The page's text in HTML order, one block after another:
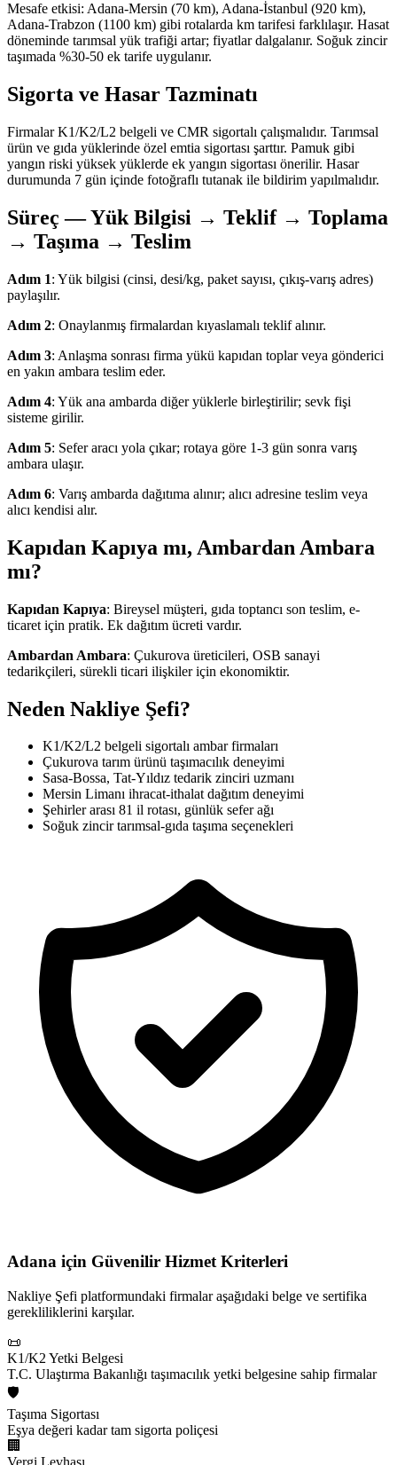
Mesafe etkisi: Adana-Mersin (70 km), Adana-İstanbul (920 km),
Adana-Trabzon (1100 km) gibi rotalarda km tarifesi farklılaşır. Hasat
döneminde tarımsal yük trafiği artar; fiyatlar dalgalanır. Soğuk zincir
taşımada %30-50 ek tarife uygulanır.
Sigorta ve Hasar Tazminatı
Firmalar K1/K2/L2 belgeli ve CMR sigortalı çalışmalıdır. Tarımsal
ürün ve gıda yüklerinde özel emtia sigortası şarttır. Pamuk gibi
yangın riski yüksek yüklerde ek yangın sigortası önerilir. Hasar
durumunda 7 gün içinde fotoğraflı tutanak ile bildirim yapılmalıdır.
Süreç — Yük Bilgisi → Teklif → Toplama
→ Taşıma → Teslim
Adım 1: Yük bilgisi (cinsi, desi/kg, paket sayısı, çıkış-varış adres)
paylaşılır.
Adım 2: Onaylanmış firmalardan kıyaslamalı teklif alınır.
Adım 3: Anlaşma sonrası firma yükü kapıdan toplar veya gönderici
en yakın ambara teslim eder.
Adım 4: Yük ana ambarda diğer yüklerle birleştirilir; sevk fişi
sisteme girilir.
Adım 5: Sefer aracı yola çıkar; rotaya göre 1-3 gün sonra varış
ambara ulaşır.
Adım 6: Varış ambarda dağıtıma alınır; alıcı adresine teslim veya
alıcı kendisi alır.
Kapıdan Kapıya mı, Ambardan Ambara
mı?
Kapıdan Kapıya: Bireysel müşteri, gıda toptancı son teslim, e-
ticaret için pratik. Ek dağıtım ücreti vardır.
Ambardan Ambara: Çukurova üreticileri, OSB sanayi
tedarikçileri, sürekli ticari ilişkiler için ekonomiktir.
Neden Nakliye Şefi?
K1/K2/L2 belgeli sigortalı ambar firmaları
Çukurova tarım ürünü taşımacılık deneyimi
Sasa-Bossa, Tat-Yıldız tedarik zinciri uzmanı
Mersin Limanı ihracat-ithalat dağıtım deneyimi
Şehirler arası 81 il rotası, günlük sefer ağı
Soğuk zincir tarımsal-gıda taşıma seçenekleri
Adana için Güvenilir Hizmet Kriterleri
Nakliye Şefi platformundaki firmalar aşağıdaki belge ve sertifika
gerekliliklerini karşılar.
📜
K1/K2 Yetki Belgesi
T.C. Ulaştırma Bakanlığı taşımacılık yetki belgesine sahip firmalar
🛡️
Taşıma Sigortası
Eşya değeri kadar tam sigorta poliçesi
🏢
Vergi Levhası